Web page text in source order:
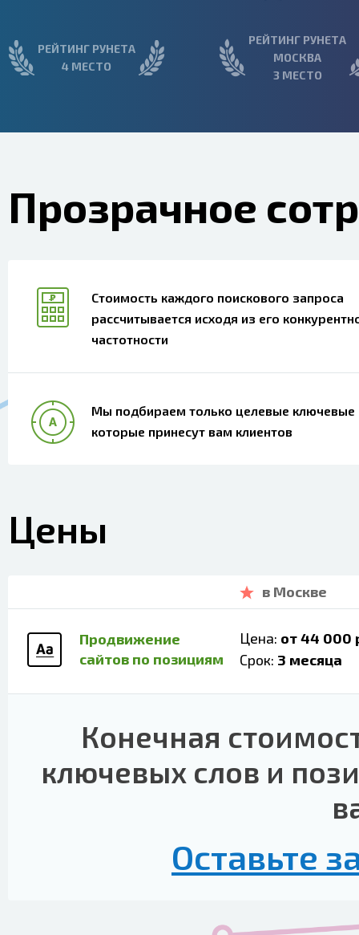
РЕЙТИНГ РУНЕТА
4 МЕСТО
РЕЙТИНГ РУНЕТА
МОСКВА
3 МЕСТО
Прозрачное
Стоимость каждого поискового запроса
рассчитывается исходя из его
частотности
Мы подбираем только целевые ключевые
которые принесут вам клиентов
Цены
в Москве
Продвижение
сайтов по позициям
Цена: от 44 000
Срок: 3 месяца
Конечная
ключевых слов и
Оставьте